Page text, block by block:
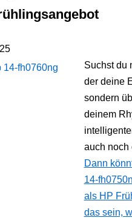
Suchst du
der deine
sondern
deinem
auch noch
Dann
14-
als HP
das sein,